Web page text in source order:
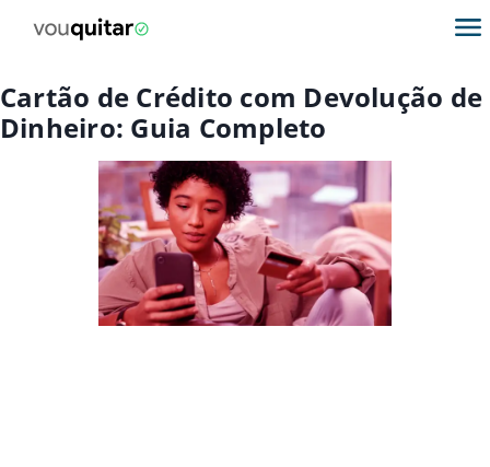
Cartão de Crédito com Devolução de
Dinheiro: Guia Completo